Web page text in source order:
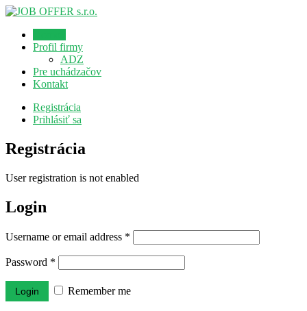
Profil firmy
ADZ
Pre uchádzačov
Kontakt
Registrácia
Prihlásiť sa
Registrácia
User registration is not enabled
Login
Username or email address *
Password *
Remember me